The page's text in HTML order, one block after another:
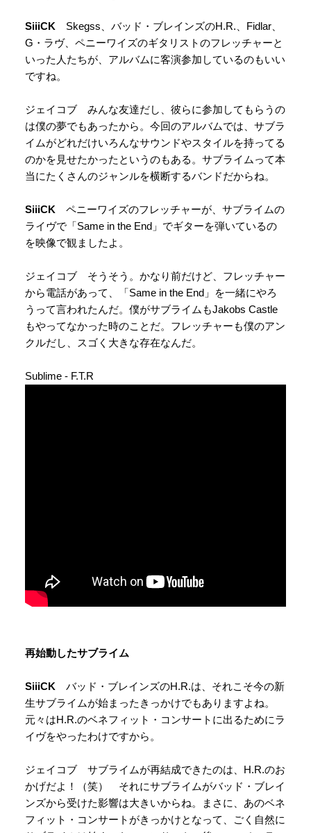
SiiiCK Skegss、バッド・ブレインズのH.R.、Fidlar、
G・ラヴ、ペニーワイズのギタリストのフレッチャーと
いった人たちが、アルバムに客演参加しているのもいい
ですね。
ジェイコブ みんな友達だし、彼らに参加してもらうの
は僕の夢でもあったから。今回のアルバムでは、サブラ
イムがどれだけいろんなサウンドやスタイルを持ってる
のかを見せたかったというのもある。サブライムって本
当にたくさんのジャンルを横断するバンドだからね。
SiiiCK ペニーワイズのフレッチャーが、サブライムの
ライヴで「Same in the End」でギターを弾いているの
を映像で観ましたよ。
ジェイコブ そうそう。かなり前だけど、フレッチャー
から電話があって、「Same in the End」を一緒にやろ
うって言われたんだ。僕がサブライムもJakobs Castle
もやってなかった時のことだ。フレッチャーも僕のアン
クルだし、スゴく大きな存在なんだ。
Sublime - F.T.R
再始動したサブライム
SiiiCK バッド・ブレインズのH.R.は、それこそ今の新
生サブライムが始まったきっかけでもありますよね。
元々はH.R.のベネフィット・コンサートに出るためにラ
イヴをやったわけですから。
ジェイコブ サブライムが再結成できたのは、H.R.のお
かげだよ！（笑） それにサブライムがバッド・ブレイ
ンズから受けた影響は大きいからね。まさに、あのベネ
フィット・コンサートがきっかけとなって、ごく自然に